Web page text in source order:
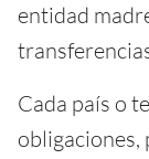
entidad
Cada país o
obligaciones,